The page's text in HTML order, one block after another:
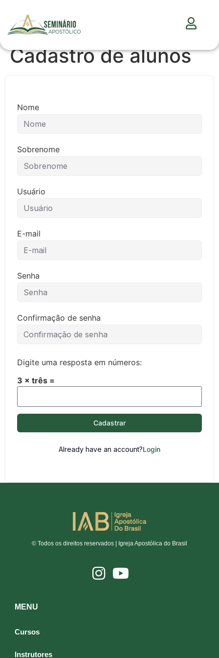
Cadastro de alunos
Nome
Sobrenome
Usuário
E-mail
Senha
Confirmação de senha
Digite uma resposta em números:
3 × três =
Cadastrar
Already have an account?Login
© Todos os direitos reservados | Igreja Apostólica do Brasil
MENU
Cursos
Instrutores